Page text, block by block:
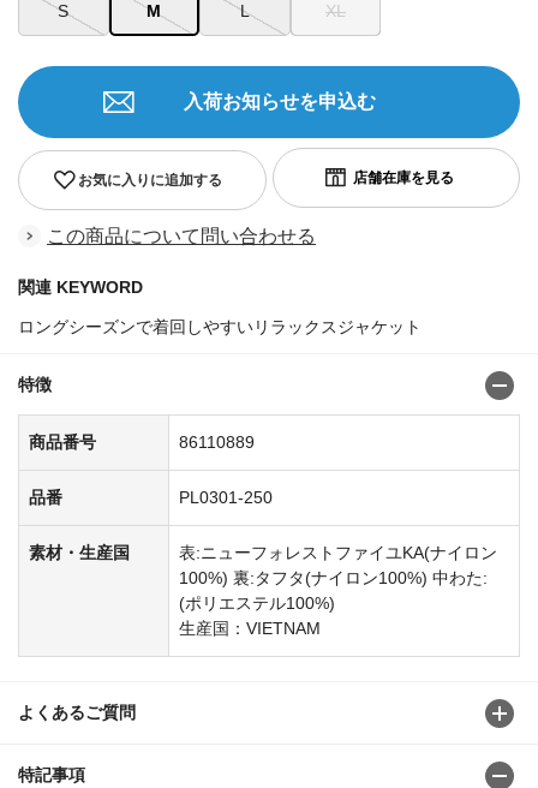
S M L XL
お気に入りに追加する
入荷お知らせを申込む
この商品について問い合わせる
関連 KEYWORD
ロングシーズンで着回しやすいリラックスジャケット
特徴
商品番号 86110889
品番 PL0301-250
素材・生産国
表:ニューフォレストファイユKA(ナイロン
100%) 裏:タフタ(ナイロン100%) 中わた:
(ポリエステル100%)
生産国：VIETNAM
よくあるご質問
特記事項